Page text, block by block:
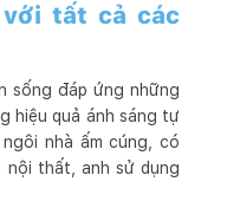
với tất cả các
sống đáp ứng những
hiệu quả ánh sáng tự
nhà ấm cúng, có
nội thất, anh sử dụng